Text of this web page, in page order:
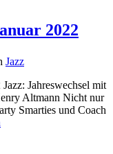
2022
Jazz
Jahreswechsel mit
Altmann Nicht nur
Smarties und Coach